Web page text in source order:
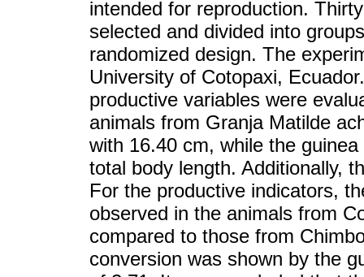
intended for reproduction.
selected and divided into
randomized design. The
University of Cotopaxi,
productive variables were
animals from Granja Matilde
with 16.40 cm, while the
total body length. Additionally,
For the productive indicators,
observed in the animals from
compared to those from
conversion was shown by the